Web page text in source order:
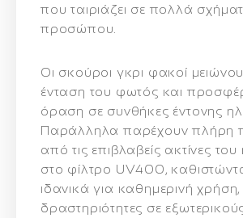
που ταιριάζει σε πολλά
προσώπου.
Οι σκούροι γκρι φακοί
ένταση του φωτός και
όραση σε συνθήκες έντονης
Παράλληλα παρέχουν πλήρη
από τις επιβλαβείς ακτίνες
στο φίλτρο UV400,
ιδανικά για καθημερινή
δραστηριότητες σε